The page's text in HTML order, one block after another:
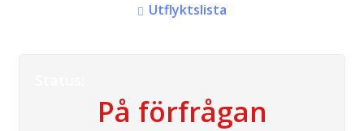
Utflyktslista
På förfrågan